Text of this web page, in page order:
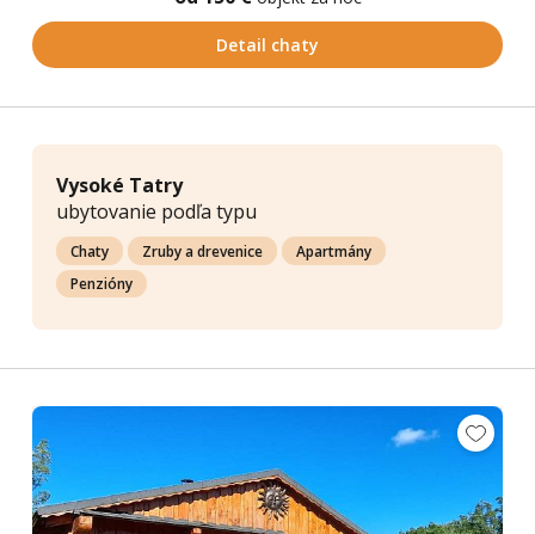
Detail chaty
Vysoké Tatry
ubytovanie podľa typu
Chaty Zruby a drevenice
Apartmány
Penzióny